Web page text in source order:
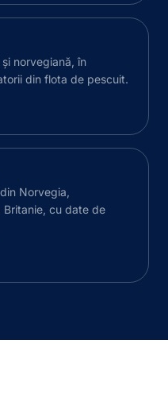
norvegiană, în
din flota de pescuit.
Norvegia,
Britanie, cu date de